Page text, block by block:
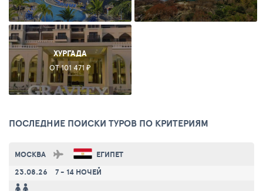
ХУРГАДА
ОТ 101 471 ₽
ПОСЛЕДНИЕ ПОИСКИ ТУРОВ ПО КРИТЕРИЯМ
МОСКВА
ЕГИПЕТ
23.08.26
7 - 14 НОЧЕЙ